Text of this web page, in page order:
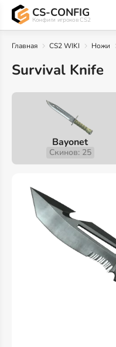
CS-CONFIG
Конфиги игроков CS2
Главная CS2 WIKI Ножи
Survival Knife
Bayonet
Скинов: 25